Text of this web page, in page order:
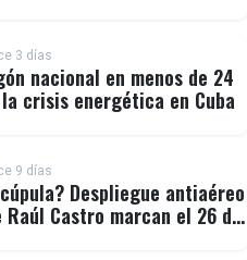
3 días
nacional en menos de 24
crisis energética en Cuba
9 días
Despliegue antiaéreo
Raúl Castro marcan el 26 de